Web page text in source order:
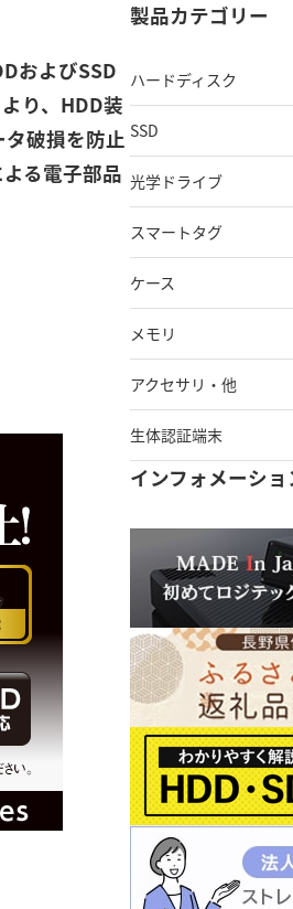
およびSSD
り、HDD装
破損を防止
る電子部品
製品カテゴリー
ハードディスク
SSD
光学ドライブ
スマートタグ
ケース
メモリ
アクセサリ・他
生体認証端末
インフォメーショ